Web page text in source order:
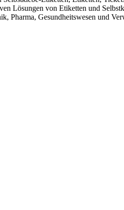
Lösungen von Etiketten und
Pharma, Gesundheitswesen und